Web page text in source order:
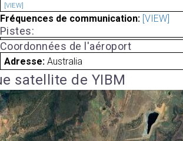
[VIEW]
Fréquences de communication: [VIEW]
Pistes:
Coordonnées de l'aéroport
Adresse: Australia
satellite de YIBM